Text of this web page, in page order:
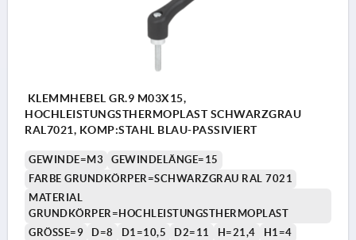
KLEMMHEBEL GR.9 M03X15,
HOCHLEISTUNGSTHERMOPLAST SCHWARZGRAU
RAL7021, KOMP:STAHL BLAU-PASSIVIERT
GEWINDE=M3
GEWINDELÄNGE=15
FARBE GRUNDKÖRPER=SCHWARZGRAU RAL 7021
MATERIAL
GRUNDKÖRPER=HOCHLEISTUNGSTHERMOPLAST
GRÖSSE=9
D=8 D1=10,5 D2=11 H=21,4
H1=4